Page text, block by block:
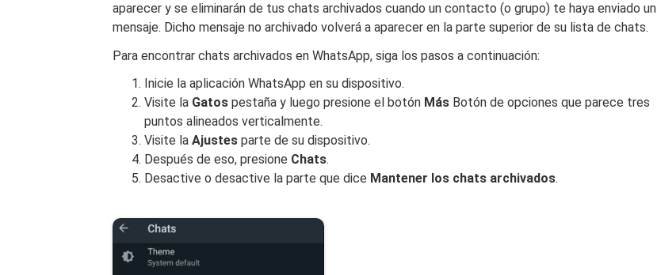
aparecer y se eliminarán de tus chats archivados cuando un contacto (o grupo) te haya enviado un
mensaje. Dicho mensaje no archivado volverá a aparecer en la parte superior de su lista de chats.
Para encontrar chats archivados en WhatsApp, siga los pasos a continuación:
Inicie la aplicación WhatsApp en su dispositivo.
Visite la Gatos pestaña y luego presione el botón Más Botón de opciones que parece tres
puntos alineados verticalmente.
Visite la Ajustes parte de su dispositivo.
Después de eso, presione Chats.
Desactive o desactive la parte que dice Mantener los chats archivados.